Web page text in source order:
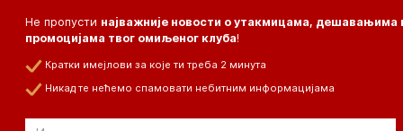
Не пропусти најважније новости о утакмицама, дешавањима
промоцијама твог омиљеног клуба!
Кратки имејлови за које ти треба 2 минута
Никад те нећемо спамовати небитним информацијама
Email